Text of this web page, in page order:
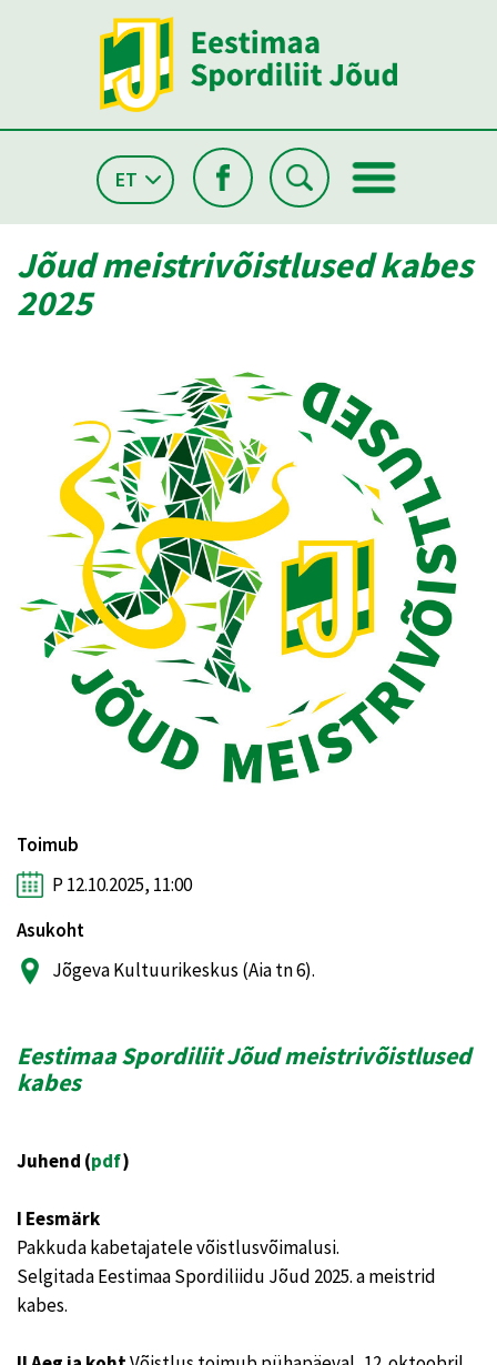
ET
Jõud meistrivõistlused kabes
2025
Toimub
P 12.10.2025, 11:00
Asukoht
Jõgeva Kultuurikeskus (Aia tn 6).
Eestimaa Spordiliit Jõud meistrivõistlused
kabes
Juhend (pdf)
I Eesmärk
Pakkuda kabetajatele võistlusvõimalusi.
Selgitada Eestimaa Spordiliidu Jõud 2025. a meistrid
kabes.